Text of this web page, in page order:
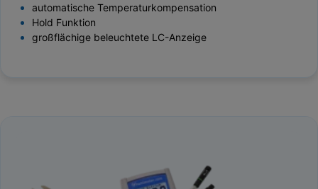
automatische Temperaturkompensation
Hold Funktion
großflächige beleuchtete LC-Anzeige